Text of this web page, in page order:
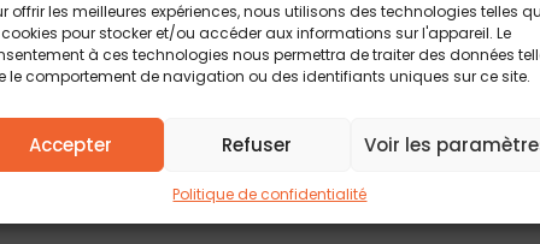
offrir les meilleures expériences, nous utilisons des technologies telles
pour stocker et/ou accéder aux informations sur l'appareil. Le
à ces technologies nous permettra de traiter des données
le comportement de navigation ou des identifiants uniques sur ce site.
Accepter Refuser Voir les
Politique de confidentialité
Délais, prix et aide au choix pour la
Retrouvez tous les conseils et actualités de
maison neuve
pour vous guider à chaque
immobilier. Explorez toutes les réponses
de maison individuelle en réalité.